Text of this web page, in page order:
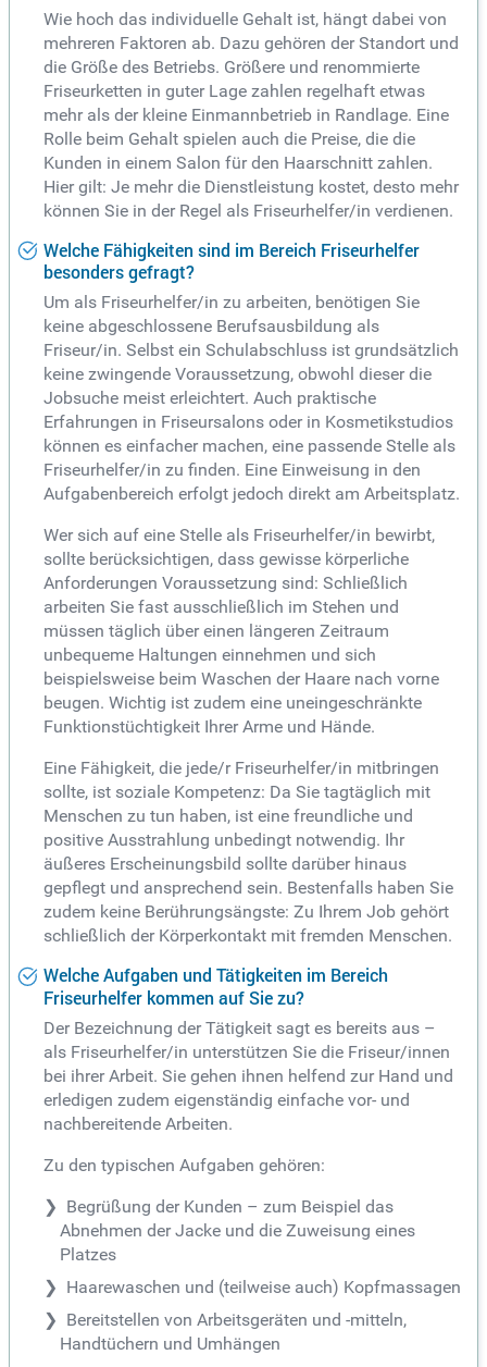
Wie hoch das individuelle Gehalt ist, hängt dabei von
mehreren Faktoren ab. Dazu gehören der Standort und
die Größe des Betriebs. Größere und renommierte
Friseurketten in guter Lage zahlen regelhaft etwas
mehr als der kleine Einmannbetrieb in Randlage. Eine
Rolle beim Gehalt spielen auch die Preise, die die
Kunden in einem Salon für den Haarschnitt zahlen.
Hier gilt: Je mehr die Dienstleistung kostet, desto mehr
können Sie in der Regel als Friseurhelfer/in verdienen.
Welche Fähigkeiten sind im Bereich Friseurhelfer
besonders gefragt?
Um als Friseurhelfer/in zu arbeiten, benötigen Sie
keine abgeschlossene Berufsausbildung als
Friseur/in. Selbst ein Schulabschluss ist grundsätzlich
keine zwingende Voraussetzung, obwohl dieser die
Jobsuche meist erleichtert. Auch praktische
Erfahrungen in Friseursalons oder in Kosmetikstudios
können es einfacher machen, eine passende Stelle als
Friseurhelfer/in zu finden. Eine Einweisung in den
Aufgabenbereich erfolgt jedoch direkt am Arbeitsplatz.
Wer sich auf eine Stelle als Friseurhelfer/in bewirbt,
sollte berücksichtigen, dass gewisse körperliche
Anforderungen Voraussetzung sind: Schließlich
arbeiten Sie fast ausschließlich im Stehen und
müssen täglich über einen längeren Zeitraum
unbequeme Haltungen einnehmen und sich
beispielsweise beim Waschen der Haare nach vorne
beugen. Wichtig ist zudem eine uneingeschränkte
Funktionstüchtigkeit Ihrer Arme und Hände.
Eine Fähigkeit, die jede/r Friseurhelfer/in mitbringen
sollte, ist soziale Kompetenz: Da Sie tagtäglich mit
Menschen zu tun haben, ist eine freundliche und
positive Ausstrahlung unbedingt notwendig. Ihr
äußeres Erscheinungsbild sollte darüber hinaus
gepflegt und ansprechend sein. Bestenfalls haben Sie
zudem keine Berührungsängste: Zu Ihrem Job gehört
schließlich der Körperkontakt mit fremden Menschen.
Welche Aufgaben und Tätigkeiten im Bereich
Friseurhelfer kommen auf Sie zu?
Der Bezeichnung der Tätigkeit sagt es bereits aus –
als Friseurhelfer/in unterstützen Sie die Friseur/innen
bei ihrer Arbeit. Sie gehen ihnen helfend zur Hand und
erledigen zudem eigenständig einfache vor- und
nachbereitende Arbeiten.
Zu den typischen Aufgaben gehören:
Begrüßung der Kunden – zum Beispiel das
Abnehmen der Jacke und die Zuweisung eines
Platzes
Haarewaschen und (teilweise auch) Kopfmassagen
Bereitstellen von Arbeitsgeräten und -mitteln,
Handtüchern und Umhängen